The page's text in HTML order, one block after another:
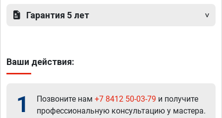
Гарантия 5 лет
Ваши действия:
1 Позвоните нам +7 8412 50-03-79 и получите
профессиональную консультацию у мастера.